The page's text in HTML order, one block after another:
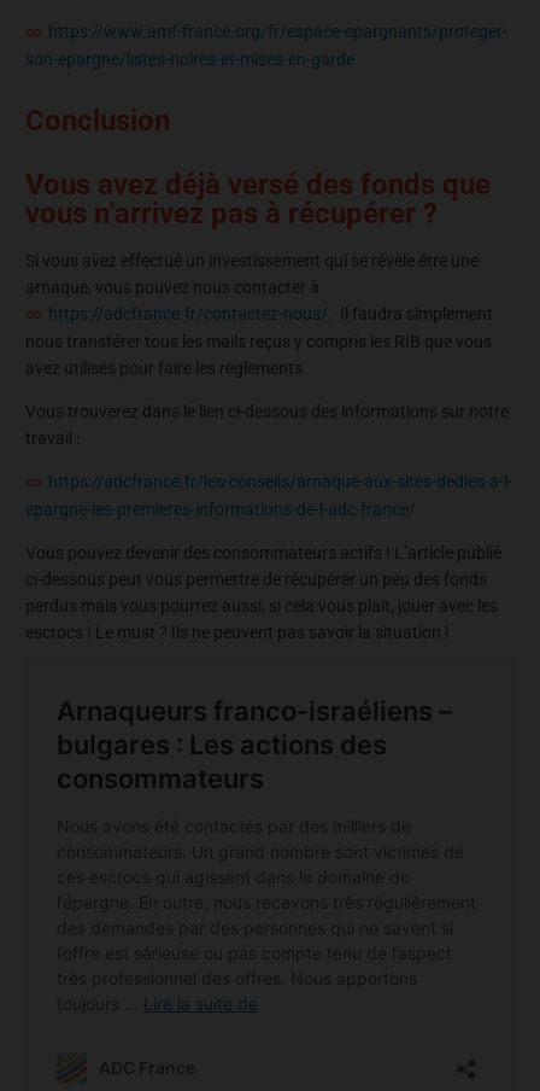
https://www.amf-france.org/fr/espace-epargnants/proteger-
son-epargne/listes-noires-et-mises-en-garde
Conclusion
Vous avez déjà versé des fonds que
vous n’arrivez pas à récupérer ?
Si vous avez effectué un investissement qui se révèle être une
arnaque, vous pouvez nous contacter à
https://adcfrance.fr/contactez-nous/ . Il faudra simplement
nous transférer tous les mails reçus y compris les RIB que vous
avez utilisés pour faire les règlements.
Vous trouverez dans le lien ci-dessous des informations sur notre
travail :
https://adcfrance.fr/les-conseils/arnaque-aux-sites-dedies-a-l-
epargne-les-premieres-informations-de-l-adc-france/
Vous pouvez devenir des consommateurs actifs ! L’article publié
ci-dessous peut vous permettre de récupérer un peu des fonds
perdus mais vous pourrez aussi, si cela vous plait, jouer avec les
escrocs ! Le must ? Ils ne peuvent pas savoir la situation !